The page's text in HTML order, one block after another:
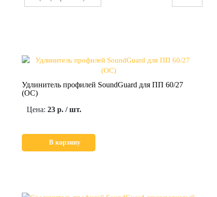
Удлинитель профилей SoundGuard для ПП 60/27
(ОС)
Цена: 23 р. / шт.
В корзину